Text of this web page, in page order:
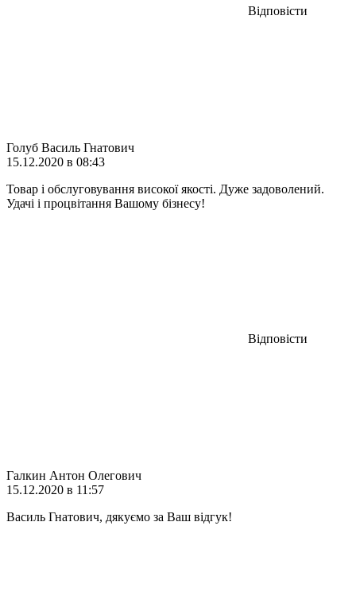
Відповісти
Голуб Василь Гнатович
15.12.2020 в 08:43
Товар і обслуговування високої якості. Дуже задоволений.
Удачі і процвітання Вашому бізнесу!
Відповісти
Галкин Антон Олегович
15.12.2020 в 11:57
Василь Гнатович, дякуємо за Ваш відгук!